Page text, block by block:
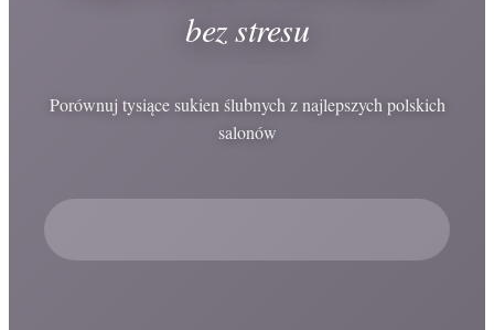
bez stresu
Porównuj tysiące sukien ślubnych z najlepszych polskich
salonów